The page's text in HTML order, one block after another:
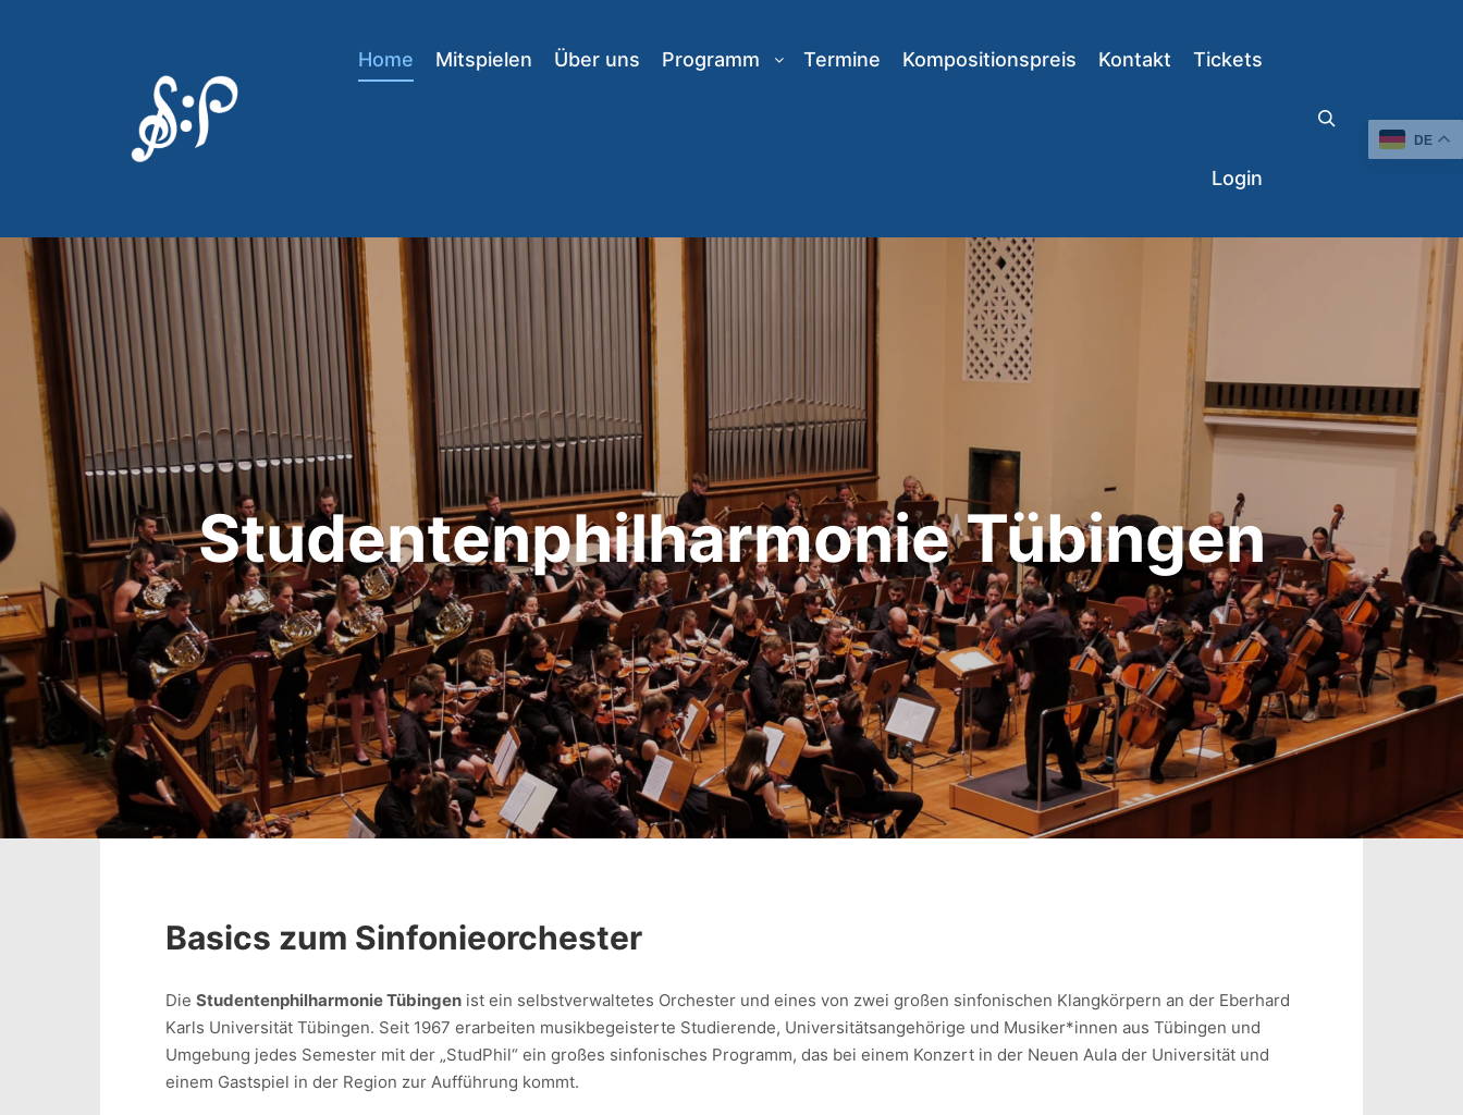
Home Mitspielen Über uns Programm Termine Kompositionspreis Kontakt Tickets
Login
Studentenphil­harmonie Tübingen
Basics zum Sinfonieorchester
Die Studentenphilharmonie Tübingen ist ein selbstverwaltetes Orchester und eines von zwei großen sinfonischen Klangkörpern an der Eberhard
Karls Universität Tübingen. Seit 1967 erarbeiten musikbegeisterte Studierende, Universitätsangehörige und Musiker*innen aus Tübingen und
Umgebung jedes Semester mit der „StudPhil“ ein großes sinfonisches Programm, das bei einem Konzert in der Neuen Aula der Universität und
einem Gastspiel in der Region zur Aufführung kommt.
DE